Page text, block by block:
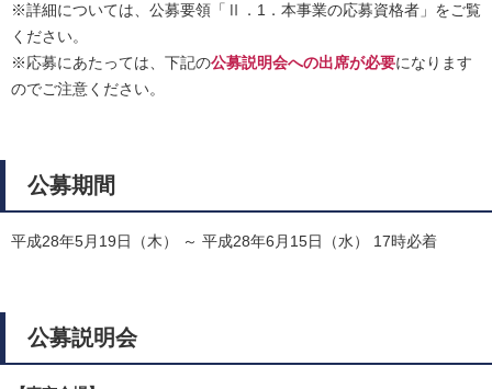
※詳細については、公募要領「Ⅱ．1．本事業の応募資格者」をご覧
ください。
※応募にあたっては、下記の公募説明会への出席が必要になります
のでご注意ください。
公募期間
平成28年5月19日（木） ～ 平成28年6月15日（水） 17時必着
公募説明会